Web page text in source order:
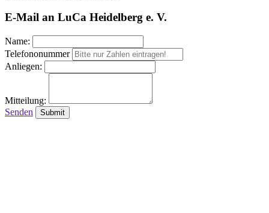
E-Mail an LuCa Heidelberg e. V.
Name:
Telefononummer
Anliegen:
Mitteilung:
Senden